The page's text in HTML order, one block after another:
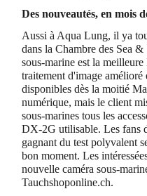
Des nouveautés, en mois
Aussi à Aqua Lung, il ya
dans la Chambre des Sea
sous-marine est la
traitement d'image amélioré
disponibles dès la moitié
numérique, mais le client
sous-marines tous les
DX-2G utilisable. Les fans
gagnant du test polyvalent
bon moment. Les
nouvelle caméra sous-
Tauchshoponline.ch.